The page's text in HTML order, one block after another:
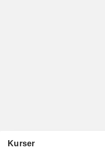
Kurser